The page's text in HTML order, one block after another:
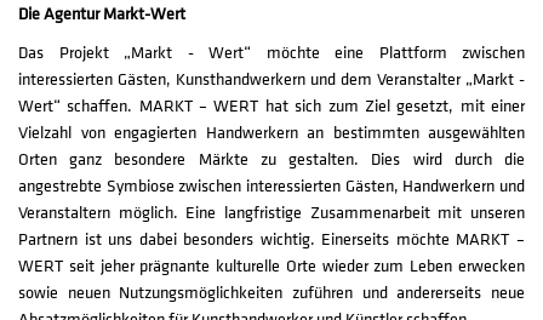
Die Agentur Markt-Wert
Das Projekt „Markt - Wert“ möchte eine Plattform zwischen
interessierten Gästen, Kunsthandwerkern und dem Veranstalter „Markt -
Wert“ schaffen. MARKT – WERT hat sich zum Ziel gesetzt, mit einer
Vielzahl von engagierten Handwerkern an bestimmten ausgewählten
Orten ganz besondere Märkte zu gestalten. Dies wird durch die
angestrebte Symbiose zwischen interessierten Gästen, Handwerkern und
Veranstaltern möglich. Eine langfristige Zusammenarbeit mit unseren
Partnern ist uns dabei besonders wichtig. Einerseits möchte MARKT –
WERT seit jeher prägnante kulturelle Orte wieder zum Leben erwecken
sowie neuen Nutzungsmöglichkeiten zuführen und andererseits neue